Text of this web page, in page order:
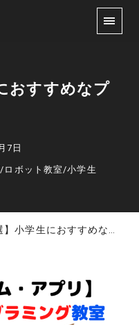
おすすめなプ
7日
/ ロボット教室 /小学生
生におすすめなプログラミング教室